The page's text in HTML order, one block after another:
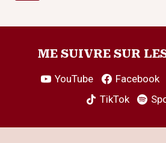
APPELLE
NUIT
DE
ME SUIVRE SUR
YouTube Facebook
TikTok